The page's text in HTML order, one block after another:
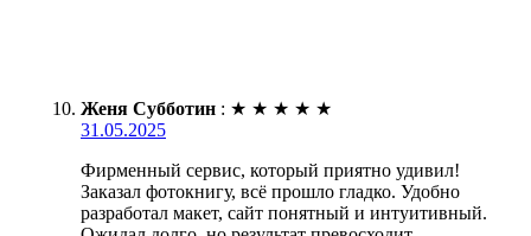
Женя Субботин : ★ ★ ★ ★ ★
31.05.2025
Фирменный сервис, который приятно удивил!
Заказал фотокнигу, всё прошло гладко. Удобно
разработал макет, сайт понятный и интуитивный.